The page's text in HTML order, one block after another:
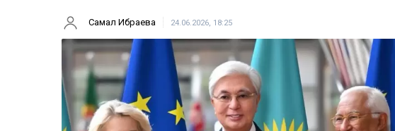
Самал Ибраева 24.06.2026, 18:25